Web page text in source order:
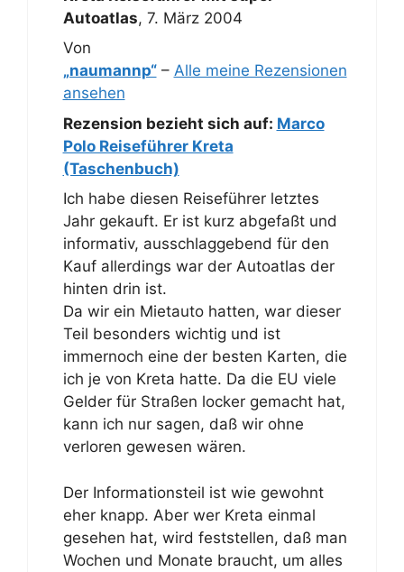
Autoatlas, 7. März 2004
Von
„naumannp“– Alle meine Rezensionen
ansehen
Rezension bezieht sich auf: Marco
Polo Reiseführer Kreta
(Taschenbuch)
Ich habe diesen Reiseführer letztes
Jahr gekauft. Er ist kurz abgefaßt und
informativ, ausschlaggebend für den
Kauf allerdings war der Autoatlas der
hinten drin ist.
Da wir ein Mietauto hatten, war dieser
Teil besonders wichtig und ist
immernoch eine der besten Karten, die
ich je von Kreta hatte. Da die EU viele
Gelder für Straßen locker gemacht hat,
kann ich nur sagen, daß wir ohne
verloren gewesen wären.
Der Informationsteil ist wie gewohnt
eher knapp. Aber wer Kreta einmal
gesehen hat, wird feststellen, daß man
Wochen und Monate braucht, um alles